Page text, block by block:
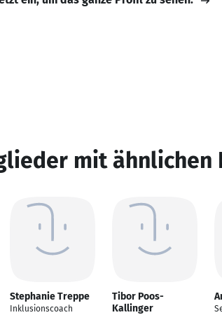
mit ähnlichen
Stephanie Treppe
Inklusionscoach
Tibor Poos-
Kallinger